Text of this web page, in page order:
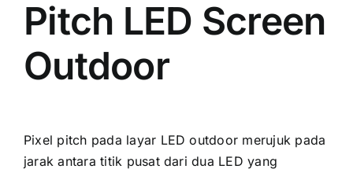
Pitch LED Screen
Outdoor
Pixel pitch раdа layar LED outdoor merujuk раdа
jarak аntаrа titik pusat dаrі dua LED уаng